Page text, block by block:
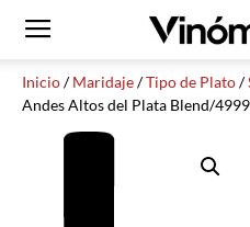
Inicio/Maridaje/Tipo de Plato/
Andes Altos del Plata Blend/4999